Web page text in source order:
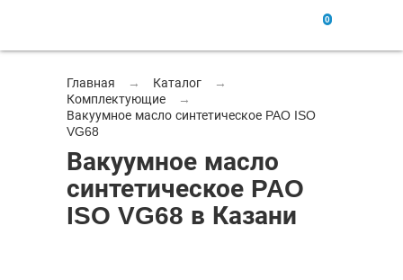
0
Главная → Каталог
→
Комплектующие
→
Вакуумное масло синтетическое PAO ISO
VG68
Вакуумное масло
синтетическое PAO
ISO VG68 в Казани